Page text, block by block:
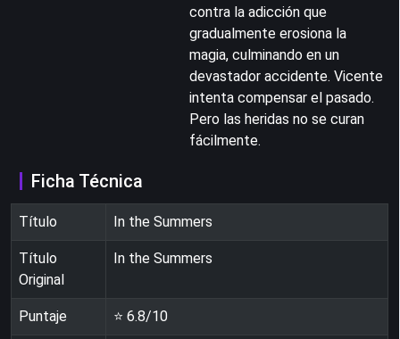
contra la adicción que
gradualmente erosiona la
magia, culminando en un
devastador accidente. Vicente
intenta compensar el pasado.
Pero las heridas no se curan
fácilmente.
Ficha Técnica
Título In the Summers
Título
Original
In the Summers
Puntaje ⭐ 6.8/10